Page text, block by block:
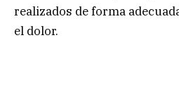
realizados de forma
el dolor.